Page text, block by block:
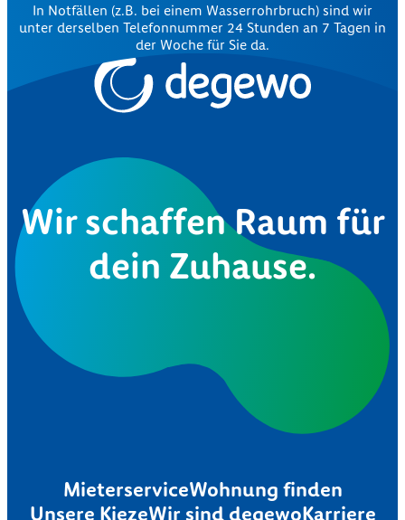
In Notfällen (z.B. bei einem Wasserrohrbruch) sind wir
unter derselben Telefonnummer 24 Stunden an 7 Tagen in
der Woche für Sie da.
Wir schaffen Raum für
dein Zuhause.
MieterserviceWohnung finden
Unsere KiezeWir sind degewoKarriere